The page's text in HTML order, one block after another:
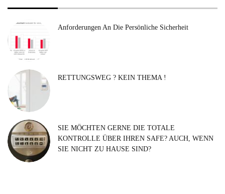
Anforderungen An Die Persönliche Sicherheit
RETTUNGSWEG ? KEIN THEMA !
SIE MÖCHTEN GERNE DIE TOTALE
KONTROLLE ÜBER IHREN SAFE? AUCH, WENN
SIE NICHT ZU HAUSE SIND?